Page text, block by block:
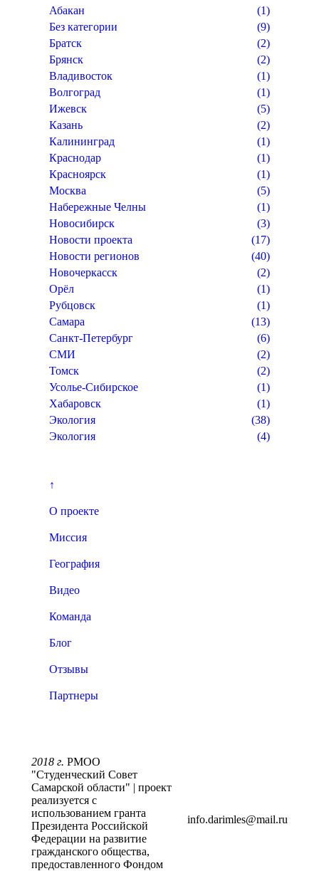
Абакан
(1)
Без категории
(9)
Братск
(2)
Брянск
(2)
Владивосток
(1)
Волгоград
(1)
Ижевск
(5)
Казань
(2)
Калининград
(1)
Краснодар
(1)
Красноярск
(1)
Москва
(5)
Набережные Челны
(1)
Новосибирск
(3)
Новости проекта
(17)
Новости регионов
(40)
Новочеркасск
(2)
Орёл
(1)
Рубцовск
(1)
Самара
(13)
Санкт-Петербург
(6)
СМИ
(2)
Томск
(2)
Усолье-Сибирское
(1)
Хабаровск
(1)
Экология
(38)
Экология
(4)
↑
О проекте
Миссия
География
Видео
Команда
Блог
Отзывы
Партнеры
2018 г. РМОО
"Студенческий Совет
Самарской области" | проект
реализуется с
использованием гранта
Президента Российской
Федерации на развитие
гражданского общества,
предоставленного Фондом
info.darimles@mail.ru